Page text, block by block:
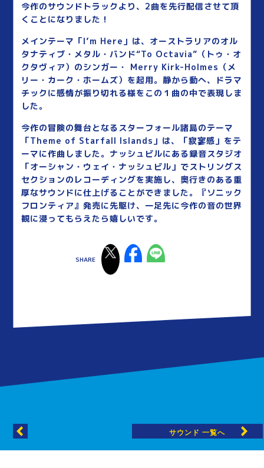
今作のサウンドトラックより、2曲を先行配信させて頂
くことになりました！
メインテーマ「I’m Here」は、オーストラリアのオル
タナティブ・メタル・バンド“To Octavia”（トゥ・オ
クタヴィア）のシンガー・ Merry Kirk-Holmes（メ
リー・カーク・ホームズ）を起用。静から動へ、ドラマ
チックに感情が振り切れる様をこの１曲の中で表現しま
した。
今作の冒険の舞台となるスターフォール諸島のテーマ
「Theme of Starfall Islands」は、「寂寥感」をテ
ーマに作曲しました。ナッシュビルにある録音スタジオ
「オーシャン・ウェイ・ナッシュビル」でストリングス
セクションのレコーディングを実施し、奥行きのある重
厚なサウンドに仕上げることができました。『ソニック
フロンティア』発売に先駆け、一足先に今作の音の世界
観に浸ってもらえたら嬉しいです。
サウンド 一覧へ